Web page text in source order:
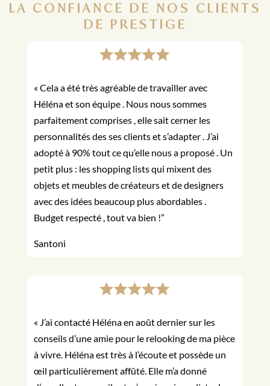
LA CONFIANCE DE NOS CLIENTS
DE PRESTIGE
« Cela a été très agréable de travailler avec
Héléna et son équipe . Nous nous sommes
parfaitement comprises , elle sait cerner les
personnalités des ses clients et s’adapter . J’ai
adopté à 90% tout ce qu’elle nous a proposé . Un
petit plus : les shopping lists qui mixent des
objets et meubles de créateurs et de designers
avec des idées beaucoup plus abordables .
Budget respecté , tout va bien !”
Santoni
« J’ai contacté Héléna en août dernier sur les
conseils d’une amie pour le relooking de ma pièce
à vivre. Héléna est très à l’écoute et possède un
œil particulièrement affûté. Elle m’a donné